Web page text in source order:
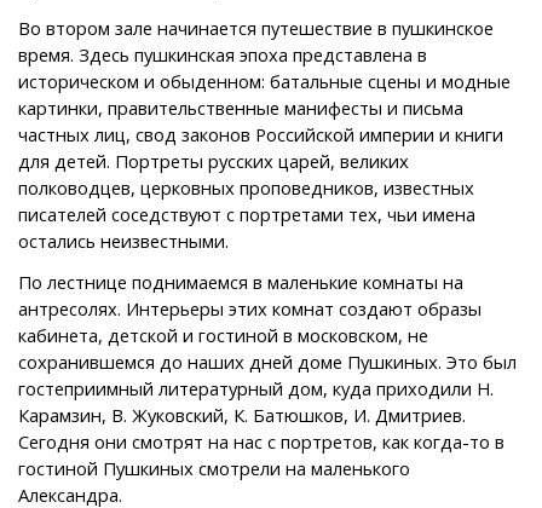
Во втором зале начинается путешествие в пушкинское
время. Здесь пушкинская эпоха представлена в
историческом и обыденном: батальные сцены и модные
картинки, правительственные манифесты и письма
частных лиц, свод законов Российской империи и книги
для детей. Портреты русских царей, великих
полководцев, церковных проповедников, известных
писателей соседствуют с портретами тех, чьи имена
остались неизвестными.
По лестнице поднимаемся в маленькие комнаты на
антресолях. Интерьеры этих комнат создают образы
кабинета, детской и гостиной в московском, не
сохранившемся до наших дней доме Пушкиных. Это был
гостеприимный литературный дом, куда приходили Н.
Карамзин, В. Жуковский, К. Батюшков, И. Дмитриев.
Сегодня они смотрят на нас с портретов, как когда-то в
гостиной Пушкиных смотрели на маленького
Александра.